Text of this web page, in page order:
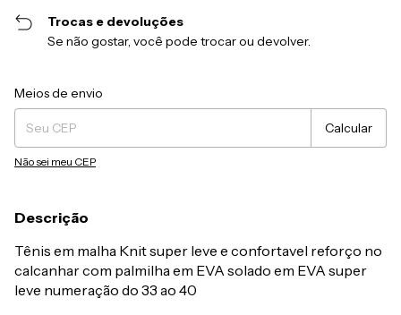
Trocas e devoluções
Se não gostar, você pode trocar ou devolver.
Entregas para o CEP:
Meios de envio
Calcular
Não sei meu CEP
Descrição
Tênis em malha Knit super leve e confortavel reforço no
calcanhar com palmilha em EVA solado em EVA super
leve numeração do 33 ao 40